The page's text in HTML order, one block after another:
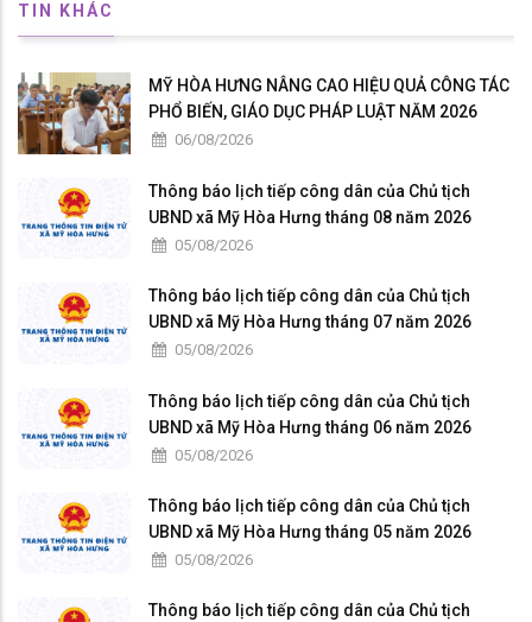
TIN KHÁC
MỸ HÒA HƯNG NÂNG CAO HIỆU QUẢ CÔNG TÁC
PHỔ BIẾN, GIÁO DỤC PHÁP LUẬT NĂM 2026
06/08/2026
Thông báo lịch tiếp công dân của Chủ tịch
UBND xã Mỹ Hòa Hưng tháng 08 năm 2026
05/08/2026
Thông báo lịch tiếp công dân của Chủ tịch
UBND xã Mỹ Hòa Hưng tháng 07 năm 2026
05/08/2026
Thông báo lịch tiếp công dân của Chủ tịch
UBND xã Mỹ Hòa Hưng tháng 06 năm 2026
05/08/2026
Thông báo lịch tiếp công dân của Chủ tịch
UBND xã Mỹ Hòa Hưng tháng 05 năm 2026
05/08/2026
Thông báo lịch tiếp công dân của Chủ tịch